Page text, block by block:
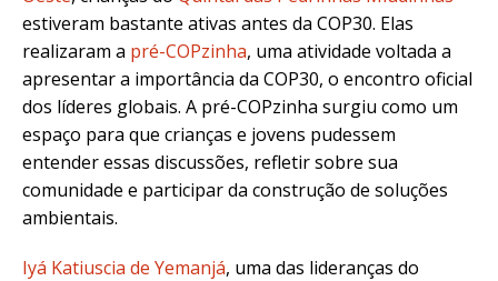
estiveram bastante ativas antes da COP30. Elas
realizaram a pré-COPzinha, uma atividade voltada a
apresentar a importância da COP30, o encontro oficial
dos líderes globais. A pré-COPzinha surgiu como um
espaço para que crianças e jovens pudessem
entender essas discussões, refletir sobre sua
comunidade e participar da construção de soluções
ambientais.
Iyá Katiuscia de Yemanjá, uma das lideranças do